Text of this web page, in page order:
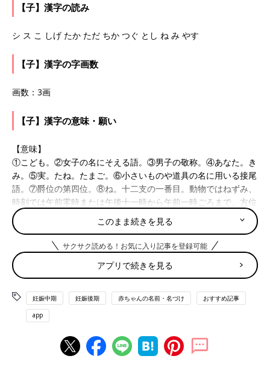
【子】漢字の読み
シ ス こ しげ たか ただ ちか つぐ とし ね み やす
【子】漢字の字画数
画数：3画
【子】漢字の意味・願い
【意味】
①こども。②女子の名にそえる語。③男子の敬称。④あなた。き
み。⑤実。たね。たまご。⑥小さいものや道具の名に用いる接尾
語。⑦爵位の第四位。⑧ね。十二支の一番目。動物ではねずみ、
時刻では午前零時または午後十一時から午前一時ごろまで。方位
では北。
【願い】
わが子を慈しむ親の思いを込めて。
たまひよの「名づけ博士」
このまま続きを見る
サクサク読める！お気に入り記事を登録可能
アプリで続きを見る
妊娠中期 妊娠後期 赤ちゃんの名前・名づけ おすすめ記事
app